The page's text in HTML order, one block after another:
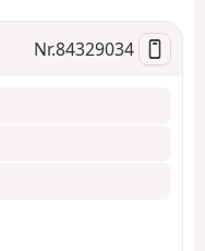
Nr.84329034